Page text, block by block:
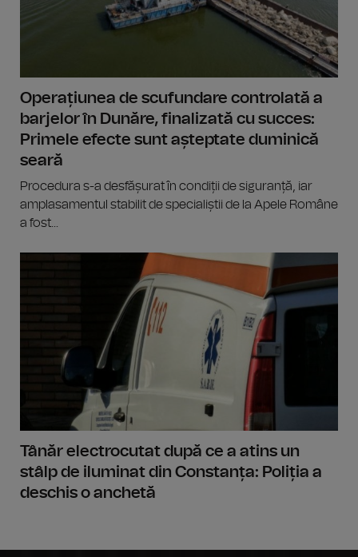
Operațiunea de scufundare controlată a
barjelor în Dunăre, finalizată cu succes:
Primele efecte sunt așteptate duminică
seară
Procedura s-a desfășurat în condiții de siguranță, iar
amplasamentul stabilit de specialiștii de la Apele Române
a fost...
Tânăr electrocutat după ce a atins un
stâlp de iluminat din Constanța: Poliția a
deschis o anchetă